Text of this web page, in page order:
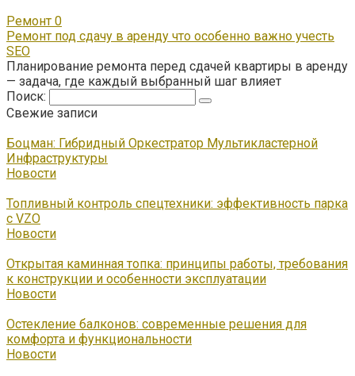
Ремонт 0
Ремонт под сдачу в аренду что особенно важно учесть
SEO
Планирование ремонта перед сдачей квартиры в аренду
— задача, где каждый выбранный шаг влияет
Поиск:
Свежие записи
Боцман: Гибридный Оркестратор Мультикластерной
Инфраструктуры
Новости
Топливный контроль спецтехники: эффективность парка
с VZO
Новости
Открытая каминная топка: принципы работы, требования
к конструкции и особенности эксплуатации
Новости
Остекление балконов: современные решения для
комфорта и функциональности
Новости